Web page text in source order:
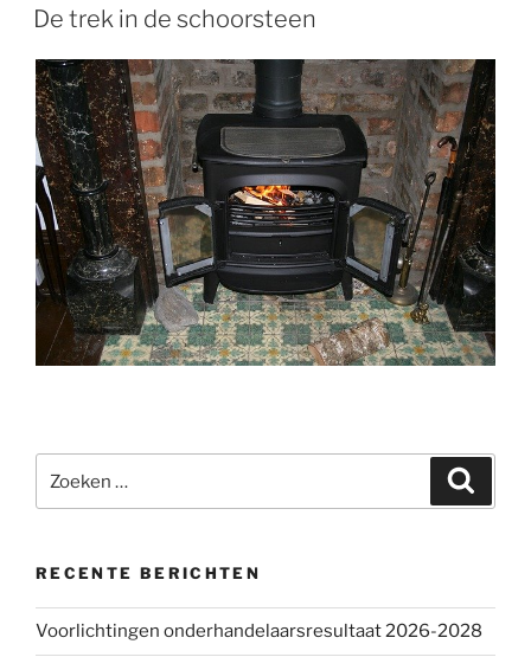
OP
De trek in de schoorsteen
naar:
RECENTE BERICHTEN
Voorlichtingen onderhandelaarsresultaat 2026-2028